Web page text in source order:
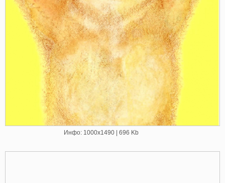
Инфо: 1000х1490 | 696 Kb